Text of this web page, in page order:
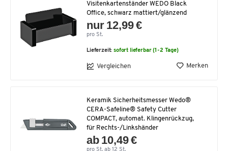
Visitenkartenständer WEDO Black
Office, schwarz mattiert/glänzend
nur 12,99 €
pro St.
Lieferzeit:sofort lieferbar (1-2 Tage)
Vergleichen Merken
Keramik Sicherheitsmesser Wedo®
CERA-Safeline® Safety Cutter
COMPACT, automat. Klingenrückzug,
für Rechts-/Linkshänder
ab 10,49 €